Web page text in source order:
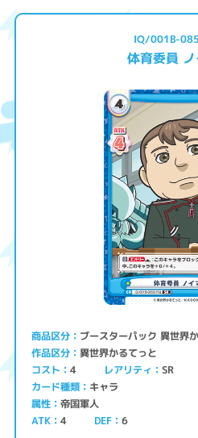
IQ/001B-
体育委員
商品区分 ブースターパック 異世界
作品区分 異世界かるてっと
コスト 4 レアリティ SR
カード種類 キャラ
属性 帝国軍人
ATK 4 DEF 6